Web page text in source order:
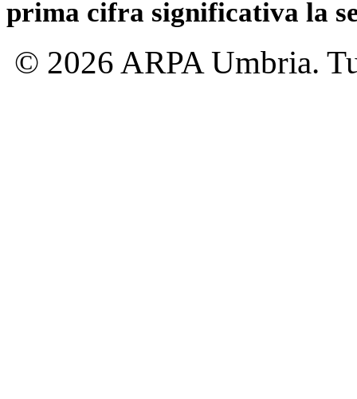
prima cifra significativa la
© 2026 ARPA Umbria.